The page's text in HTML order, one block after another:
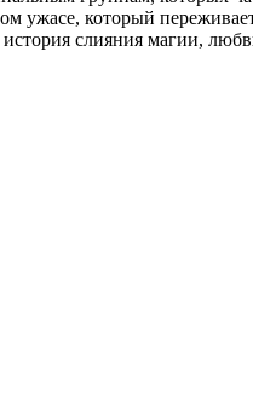
ужасе, который
слияния магии,